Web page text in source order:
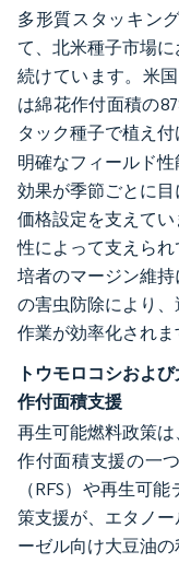
多形質スタッキン
て、北米種子市場
続けています。米
は綿花作付面積の
タック種子で植え
明確なフィールド
効果が季節ごとに
価格設定を支えて
性によって支えら
培者のマージン維
の害虫防除により
作業が効率化されま
トウモロコシおよ
作付面積支援
再生可能燃料政策
作付面積支援の一
（RFS）や再生可
策支援が、エタノ
ーゼル向け大豆油